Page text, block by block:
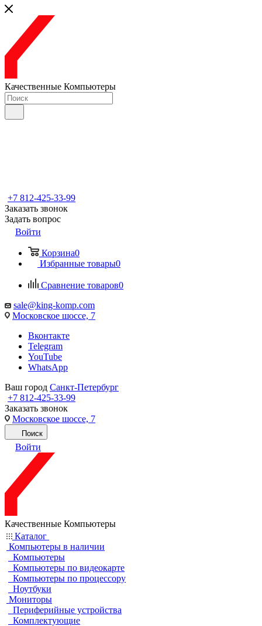
Качественные Компьютеры
+7 812-425-33-99
Заказать звонок
Задать вопрос
Войти
Корзина0
Избранные товары0
Сравнение товаров0
sale@king-komp.com
Московское шоссе, 7
Вконтакте
Telegram
YouTube
WhatsApp
Ваш город Санкт-Петербург
+7 812-425-33-99
Заказать звонок
Московское шоссе, 7
Поиск
Войти
Качественные Компьютеры
Каталог
Компьютеры в наличии
Компьютеры
Компьютеры по видеокарте
Компьютеры по процессору
Ноутбуки
Мониторы
Периферийные устройства
Комплектующие